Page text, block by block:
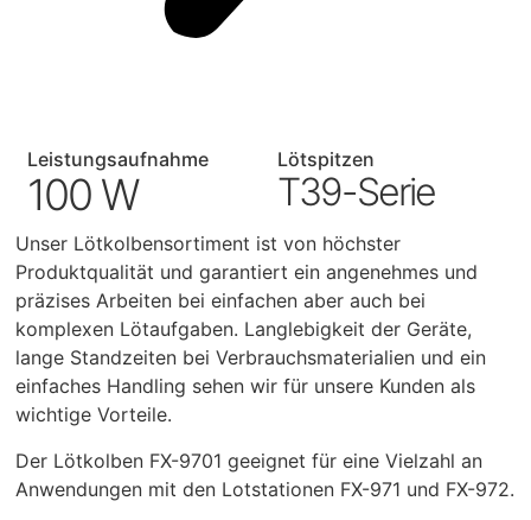
Leistungsaufnahme
100 W
Lötspitzen
T39-Serie
Unser Lötkolbensortiment ist von höchster
Produktqualität und garantiert ein angenehmes und
präzises Arbeiten bei einfachen aber auch bei
komplexen Lötaufgaben. Langlebigkeit der Geräte,
lange Standzeiten bei Verbrauchsmaterialien und ein
einfaches Handling sehen wir für unsere Kunden als
wichtige Vorteile.
Der Lötkolben FX-9701 geeignet für eine Vielzahl an
Anwendungen mit den Lotstationen FX-971 und FX-972.